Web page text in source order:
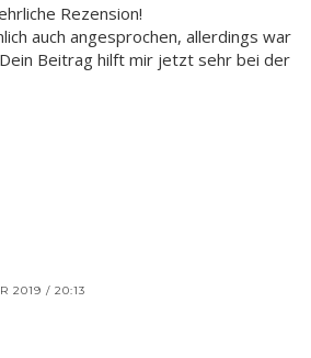
Rezension!
auch angesprochen, allerdings war
Beitrag hilft mir jetzt sehr bei der
2019 / 20:13